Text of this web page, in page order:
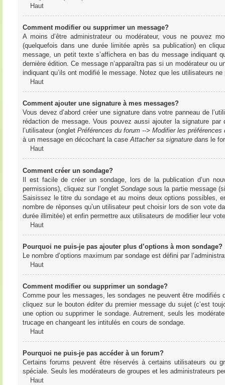
Haut
Comment modifier ou supprimer un message?
A moins d’être administrateur ou modérateur, vous ne pouvez
(quelquefois dans une durée limitée après sa publication) en
message, un petit texte s’affichera en bas du message indiquant
dernière édition. Ce message n’apparaîtra pas si un modérateur
indiquant qu’ils ont modifié le message. Notez que les utilisateurs
Haut
Comment ajouter une signature à mes messages?
Vous devez d’abord créer une signature dans votre panneau de
rédaction de message. Vous pouvez aussi ajouter la signature
l’utilisateur (onglet Préférences du forum --> Modifier les préférences
à un message en décochant la caseAttacher sa signaturedans le
Haut
Comment créer un sondage?
Il est facile de créer un sondage, lors de la publication d’un
permissions), cliquez sur l’onglet Sondagesous la partie message
Saisissez le titre du sondage et au moins deux options possibles,
nombre de réponses qu’un utilisateur peut choisir lors de son vote
durée illimitée) et enfin permettre aux utilisateurs de modifier leur
Haut
Pourquoi ne puis-je pas ajouter plus d’options à mon sondage?
Le nombre d’options maximum par sondage est défini par
Haut
Comment modifier ou supprimer un sondage?
Comme pour les messages, les sondages ne peuvent être modifiés
cliquez sur le bouton éditerdu premier message du sujet (c’est
une option ou supprimer le sondage. Autrement, seuls les
trucage en changeant les intitulés en cours de sondage.
Haut
Pourquoi ne puis-je pas accéder à un forum?
Certains forums peuvent être réservés à certains utilisateurs ou
spéciale. Seuls les modérateurs de groupes et les administrateurs
Haut